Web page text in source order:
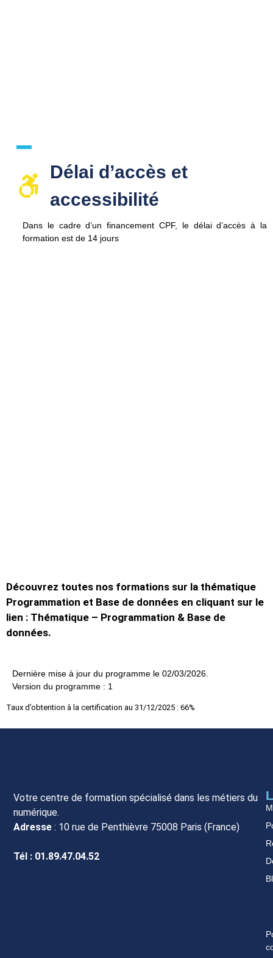
Délai d’accès et
accessibilité​
Dans le cadre d’un financement CPF, le délai d’accès à la
formation est de 14 jours
Découvrez toutes nos formations sur la thématique
Programmation et Base de données en cliquant sur le
lien : Thématique – Programmation & Base de
données.
Dernière mise à jour du programme le 02/03/2026.
Version du programme : 1
Taux d’obtention à la certification au 31/12/2025 : 66%
Votre centre de formation spécialisé dans les métiers du
numérique.
Adresse : 10 rue de Penthièvre 75008 Paris (France)
Tél : 01.89.47.04.52